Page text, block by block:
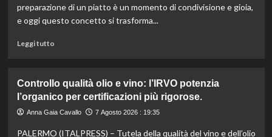
per
valorizzare
preparazione di un piatto è un momento di condivisione e gioia,
e oggi questo concetto si trasforma...
Leggi tuttoLeggi
Marco
Bianchi:
“Ricette
come
Controllo qualità olio e vino: l’IRVO potenzia
l’organico per certificazioni più rigorose.
Anna Gaia Cavallo 7 Agosto 2026 : 19:35
PALERMO (ITALPRESS) – Tutela della qualità del vino e dell’olio